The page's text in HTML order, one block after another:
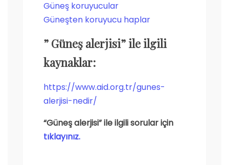
Güneş koruyucular
Güneşten koruyucu haplar
” Güneş alerjisi” ile ilgili
kaynaklar:
https://www.aid.org.tr/gunes-
alerjisi-nedir/
“Güneş alerjisi” ile ilgili sorular için
tıklayınız.